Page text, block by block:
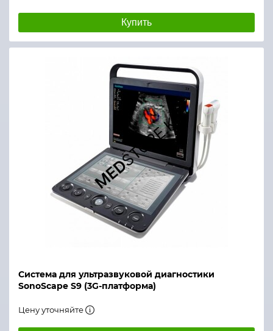
Купить
Система для ультразвуковой диагностики
SonoScape S9 (3G-платформа)
Цену уточняйте